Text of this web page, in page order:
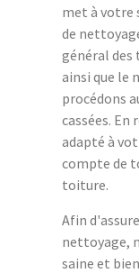
met à votre
de
général des
ainsi que le
procédons
cassées.
adapté à
compte de
toiture.
Afin
nettoyage,
saine et